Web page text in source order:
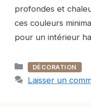
profondes et
ces couleurs
pour un intérieur
Catégories
DÉCORATION
Laisser un